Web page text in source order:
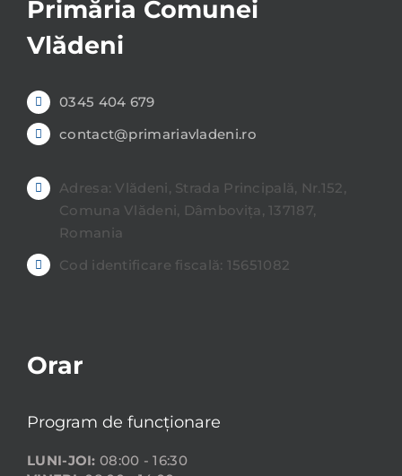
Primăria Comunei
Vlădeni
0345 404 679
contact@primariavladeni.ro
Adresa: Vlădeni, Strada Principală, Nr.152,
Comuna Vlădeni, Dâmbovița, 137187,
Romania
Cod identificare fiscală: 15651082
Orar
Program de funcționare
LUNI-JOI: 08:00 - 16:30